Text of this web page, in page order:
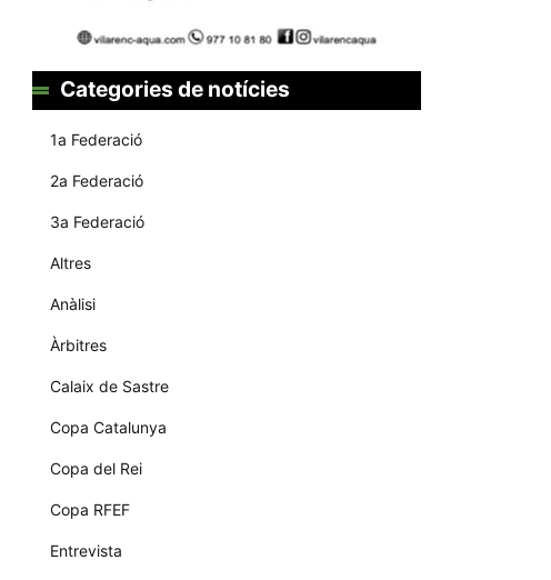
Categories de notícies
1a Federació
2a Federació
3a Federació
Altres
Anàlisi
Àrbitres
Calaix de Sastre
Copa Catalunya
Copa del Rei
Copa RFEF
Entrevista